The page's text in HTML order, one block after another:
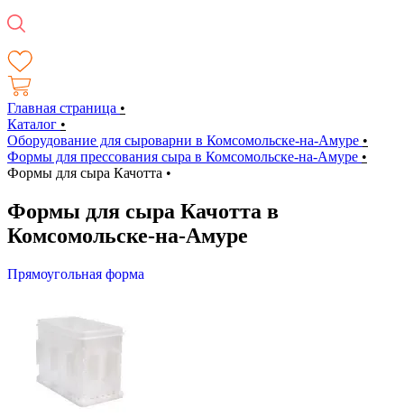
Главная страница •
Каталог •
Оборудование для сыроварни в Комсомольске-на-Амуре •
Формы для прессования сыра в Комсомольске-на-Амуре •
Формы для сыра Качотта •
Формы для сыра Качотта в
Комсомольске-на-Амуре
Прямоугольная форма